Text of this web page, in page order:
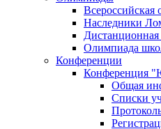
Всероссийская
Наследники
Олимпиада
Конференции
Конференция
Общая
Списки